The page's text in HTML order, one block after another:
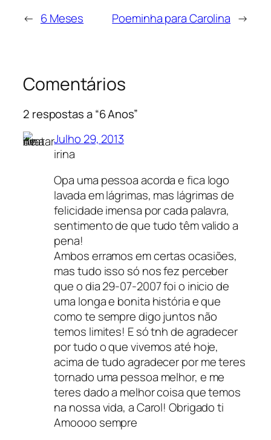
← 6 Meses Poeminha para Carolina →
Comentários
2 respostas a “6 Anos”
Julho 29, 2013
irina
Opa uma pessoa acorda e fica logo
lavada em lágrimas, mas lágrimas de
felicidade imensa por cada palavra,
sentimento de que tudo têm valido a
pena!
Ambos erramos em certas ocasiões,
mas tudo isso só nos fez perceber
que o dia 29-07-2007 foi o inicio de
uma longa e bonita história e que
como te sempre digo juntos não
temos limites! E só tnh de agradecer
por tudo o que vivemos até hoje,
acima de tudo agradecer por me teres
tornado uma pessoa melhor, e me
teres dado a melhor coisa que temos
na nossa vida, a Carol! Obrigado ti
Amoooo sempre